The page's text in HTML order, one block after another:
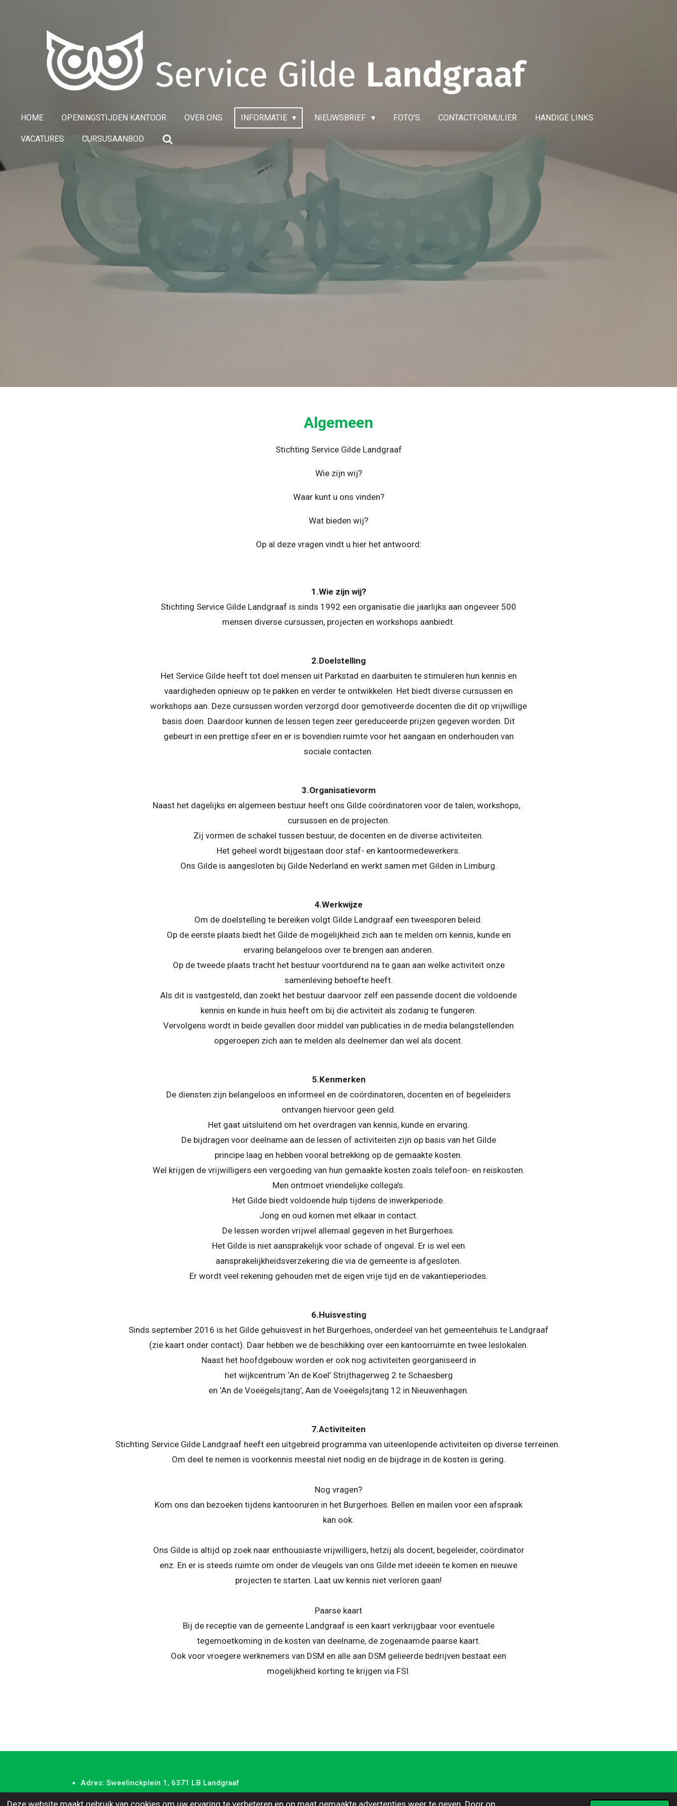
hoofdinhoud
HOME OPENINGSTIJDEN KANTOOR OVER ONS INFORMATIE NIEUWSBRIEF FOTO'S CONTACTFORMULIER HANDIGE LINKS
VACATURES CURSUSAANBOD
Algemeen
Stichting Service Gilde Landgraaf
Wie zijn wij?
Waar kunt u ons vinden?
Wat bieden wij?
Op al deze vragen vindt u hier het antwoord:
1.Wie zijn wij?
Stichting Service Gilde Landgraaf is sinds 1992 een organisatie die jaarlijks aan ongeveer 500
mensen diverse cursussen, projecten en workshops aanbiedt.
2.Doelstelling
Het Service Gilde heeft tot doel mensen uit Parkstad en daarbuiten te stimuleren hun kennis en
vaardigheden opnieuw op te pakken en verder te ontwikkelen. Het biedt diverse cursussen en
workshops aan. Deze cursussen worden verzorgd door gemotiveerde docenten die dit op vrijwillige
basis doen. Daardoor kunnen de lessen tegen zeer gereduceerde prijzen gegeven worden. Dit
gebeurt in een prettige sfeer en er is bovendien ruimte voor het aangaan en onderhouden van
sociale contacten.
3.Organisatievorm
Naast het dagelijks en algemeen bestuur heeft ons Gilde coördinatoren voor de talen, workshops,
cursussen en de projecten.
Zij vormen de schakel tussen bestuur, de docenten en de diverse activiteiten.
Het geheel wordt bijgestaan door staf- en kantoormedewerkers.
Ons Gilde is aangesloten bij Gilde Nederland en werkt samen met Gilden in Limburg.
4.Werkwijze
Om de doelstelling te bereiken volgt Gilde Landgraaf een tweesporen beleid.
Op de eerste plaats biedt het Gilde de mogelijkheid zich aan te melden om kennis, kunde en
ervaring belangeloos over te brengen aan anderen.
Op de tweede plaats tracht het bestuur voortdurend na te gaan aan welke activiteit onze
samenleving behoefte heeft.
Als dit is vastgesteld, dan zoekt het bestuur daarvoor zelf een passende docent die voldoende
kennis en kunde in huis heeft om bij die activiteit als zodanig te fungeren.
Vervolgens wordt in beide gevallen door middel van publicaties in de media belangstellenden
opgeroepen zich aan te melden als deelnemer dan wel als docent.
5.Kenmerken
De diensten zijn belangeloos en informeel en de coördinatoren, docenten en of begeleiders
ontvangen hiervoor geen geld.
Het gaat uitsluitend om het overdragen van kennis, kunde en ervaring.
De bijdragen voor deelname aan de lessen of activiteiten zijn op basis van het Gilde
principe laag en hebben vooral betrekking op de gemaakte kosten.
Wel krijgen de vrijwilligers een vergoeding van hun gemaakte kosten zoals telefoon- en reiskosten.
Men ontmoet vriendelijke collega’s.
Het Gilde biedt voldoende hulp tijdens de inwerkperiode.
Jong en oud komen met elkaar in contact.
De lessen worden vrijwel allemaal gegeven in het Burgerhoes.
Het Gilde is niet aansprakelijk voor schade of ongeval. Er is wel een
aansprakelijkheidsverzekering die via de gemeente is afgesloten.
Er wordt veel rekening gehouden met de eigen vrije tijd en de vakantieperiodes.
6.Huisvesting
Sinds september 2016 is het Gilde gehuisvest in het Burgerhoes, onderdeel van het gemeentehuis te Landgraaf
(zie kaart onder contact). Daar hebben we de beschikking over een kantoorruimte en twee leslokalen.
Naast het hoofdgebouw worden er ook nog activiteiten georganiseerd in
het wijkcentrum ‘An de Koel’ Strijthagerweg 2 te Schaesberg
en ‘An de Voeëgelsjtang’, Aan de Voeëgelsjtang 12 in Nieuwenhagen.
7.Activiteiten
Stichting Service Gilde Landgraaf heeft een uitgebreid programma van uiteenlopende activiteiten op diverse terreinen.
Om deel te nemen is voorkennis meestal niet nodig en de bijdrage in de kosten is gering.
Nog vragen?
Kom ons dan bezoeken tijdens kantooruren in het Burgerhoes. Bellen en mailen voor een afspraak
kan ook.
Ons Gilde is altijd op zoek naar enthousiaste vrijwilligers, hetzij als docent, begeleider, coördinator
enz. En er is steeds ruimte om onder de vleugels van ons Gilde met ideeën te komen en nieuwe
projecten te starten. Laat uw kennis niet verloren gaan!
Paarse kaart
Bij de receptie van de gemeente Landgraaf is een kaart verkrijgbaar voor eventuele
tegemoetkoming in de kosten van deelname, de zogenaamde paarse kaart.
Ook voor vroegere werknemers van DSM en alle aan DSM gelieerde bedrijven bestaat een
mogelijkheid korting te krijgen via FSI.
Adres: Sweelinckplein 1, 6371 LB Landgraaf